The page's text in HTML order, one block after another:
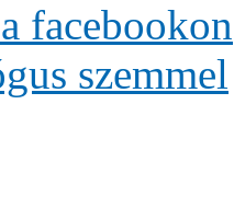
facebookon
szemmel